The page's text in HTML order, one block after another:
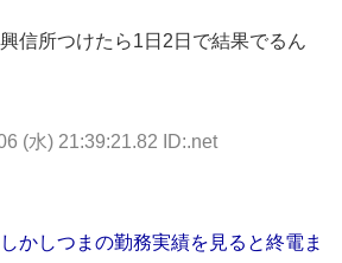
信所つけたら1日2日で結果でるん
(水) 21:39:21.82 ID:.net
かしつまの勤務実績を見ると終電ま